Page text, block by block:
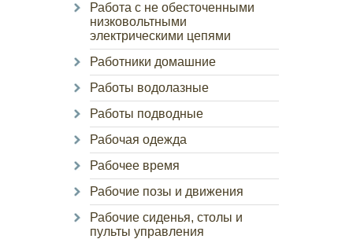
Работа с не обесточенными
низковольтными
электрическими цепями
Работники домашние
Работы водолазные
Работы подводные
Рабочая одежда
Рабочее время
Рабочие позы и движения
Рабочие сиденья, столы и
пульты управления